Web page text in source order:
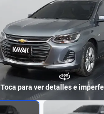
Toca para ver detalles e